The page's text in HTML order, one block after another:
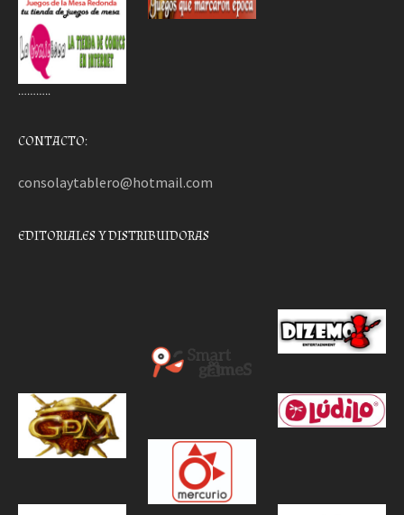
………..
CONTACTO:
consolaytablero@hotmail.com
EDITORIALES Y DISTRIBUIDORAS